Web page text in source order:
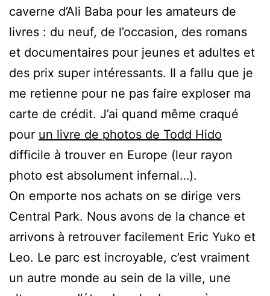
caverne d’Ali Baba pour les amateurs de
livres : du neuf, de l’occasion, des romans
et documentaires pour jeunes et adultes et
des prix super intéressants. Il a fallu que je
me retienne pour ne pas faire exploser ma
carte de crédit. J’ai quand même craqué
pour un livre de photos de Todd Hido
difficile à trouver en Europe (leur rayon
photo est absolument infernal…).
On emporte nos achats on se dirige vers
Central Park. Nous avons de la chance et
arrivons à retrouver facilement Eric Yuko et
Leo. Le parc est incroyable, c’est vraiment
un autre monde au sein de la ville, une